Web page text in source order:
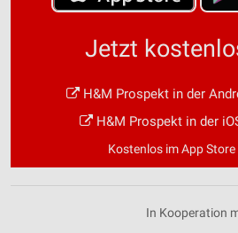
Jetzt
H&M Prospekt in der
H&M Prospekt in der
Kostenlos im App
In Kooperation